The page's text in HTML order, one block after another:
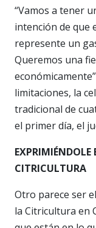
“Vamos a tener
intención de que
represente un
Queremos una
limitaciones, la
tradicional de
el primer día, el
EXPRIMIÉNDOLE
CITRICULTURA
Otro parece ser
la Citricultura en